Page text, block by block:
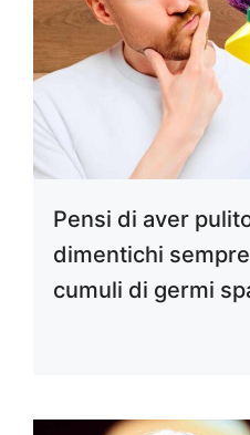
Pensi di aver
dimentichi
cumuli di germi